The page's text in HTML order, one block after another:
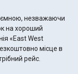
незважаючи
на хороший
«East West
місце в
рейс.